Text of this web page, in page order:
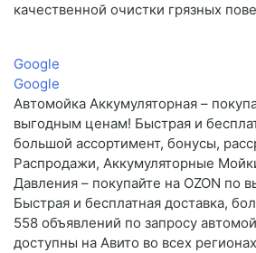
качественной очистки грязных
Google
Google
Автомойка Аккумуляторная –
выгодным ценам! Быстрая и
большой ассортимент, бонусы,
Распродажи, Аккумуляторные
Давления – покупайте на OZON по
Быстрая и бесплатная доставка,
558 объявлений по запросу
доступны на Авито во всех